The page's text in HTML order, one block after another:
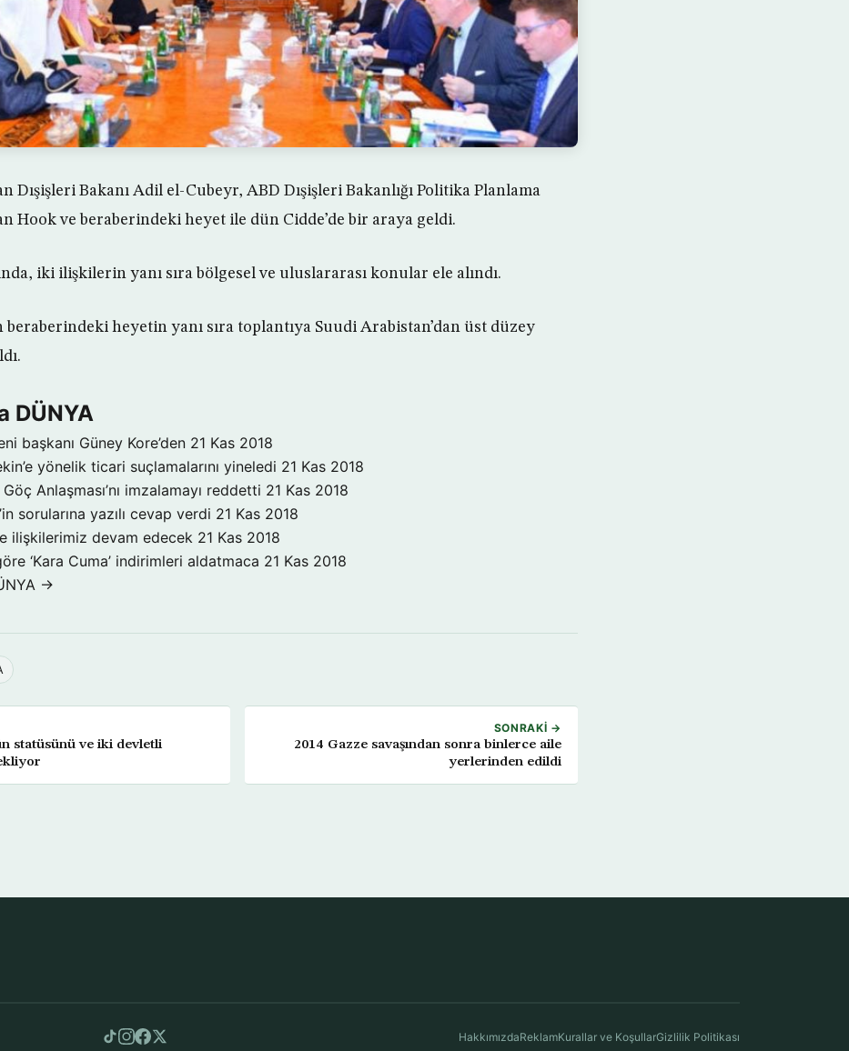
Dışişleri Bakanı Adil el-Cubeyr, ABD Dışişleri Bakanlığı Politika Planlama
Hook ve beraberindeki heyet ile dün Cidde’de bir araya geldi.
iki ilişkilerin yanı sıra bölgesel ve uluslararası konular ele alındı.
beraberindeki heyetin yanı sıra toplantıya Suudi Arabistan’dan üst düzey
DÜNYA
başkanı Güney Kore’den 21 Kas 2018
yönelik ticari suçlamalarını yineledi 21 Kas 2018
Anlaşması’nı imzalamayı reddetti 21 Kas 2018
sorularına yazılı cevap verdi 21 Kas 2018
ilişkilerimiz devam edecek 21 Kas 2018
‘Kara Cuma’ indirimleri aldatmaca 21 Kas 2018
→
statüsünü ve iki devletli
SONRAKI →
2014 Gazze savaşından sonra binlerce aile
yerlerinden edildi
HakkımızdaReklamKurallar ve KoşullarGizlilik Politikası